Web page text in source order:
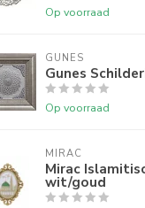
Op voorraad
GUNES
Gunes
Op voorraad
MIRAC
Mirac
wit/goud